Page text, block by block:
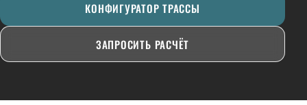
КОНФИГУРАТОР ТРАССЫ
ЗАПРОСИТЬ РАСЧЁТ